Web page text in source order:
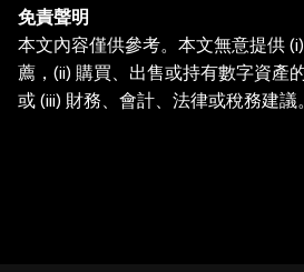
管錢包軟件服務，讓您可以發現並與
Web3 錢包無法控制此類第三方平臺
任何責任。並非所有產品均在所有地
錢包及其相關服務不是由 OKX 交易
免責聲明
本文內容僅供參考。本文無意提供
薦，(ii) 購買、出售或持有數字資產
或 (iii) 財務、會計、法律或稅務建議
幣和 NFT）受市場波動影響， 涉及
詢您的法律/稅務/投資專業人士。
自託管錢包軟件服務，讓您可以發
OKX Web3 錢包無法控制此類第三